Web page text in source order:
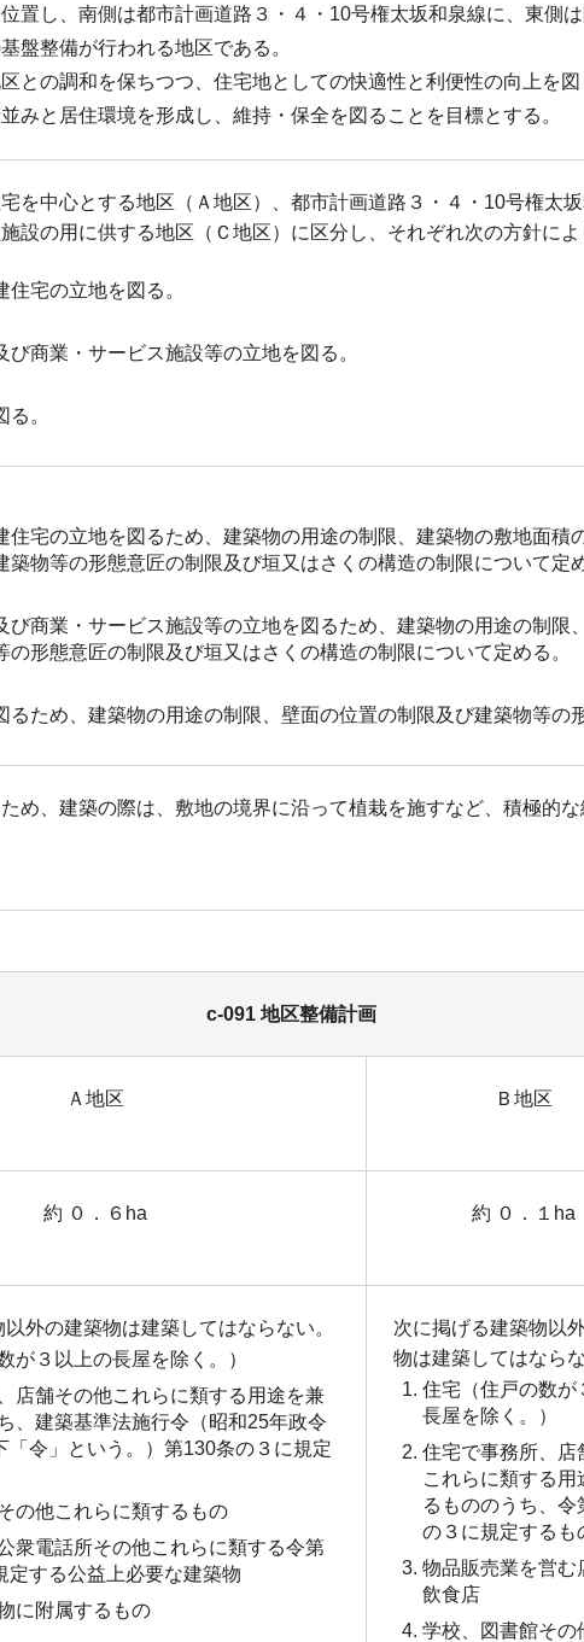
置し、南側は都市計画道路３・４・10号権太坂和泉線に、東側
盤整備が行われる地区である。
との調和を保ちつつ、住宅地としての快適性と利便性の向上を
みと居住環境を形成し、維持・保全を図ることを目標とする。
を中心とする地区（Ａ地区）、都市計画道路３・４・10号権太
設の用に供する地区（Ｃ地区）に区分し、それぞれ次の方針によ
宅の立地を図る。
び商業・サービス施設等の立地を図る。
。
住宅の立地を図るため、建築物の用途の制限、建築物の敷地面積
築物等の形態意匠の制限及び垣又はさくの構造の制限について定
び商業・サービス施設等の立地を図るため、建築物の用途の制限
の形態意匠の制限及び垣又はさくの構造の制限について定める。
るため、建築物の用途の制限、壁面の位置の制限及び建築物等の
め、建築の際は、敷地の境界に沿って植栽を施すなど、積極的な
c-091 地区整備計画
Ａ地区 Ｂ地区
約 ０．６ha 約 ０．１ha
外の建築物は建築してはならない。
が３以上の長屋を除く。）
店舗その他これらに類する用途を兼
、建築基準法施行令（昭和25年政令
「令」という。）第130条の３に規定
の他これらに類するもの
衆電話所その他これらに類する令第
定する公益上必要な建築物
に附属するもの
次に掲げる建築物以
物は建築してはならな
住宅（住戸の数が
長屋を除く。）
住宅で事務所、店
これらに類する用
るもののうち、令
の３に規定するも
物品販売業を営む
飲食店
学校、図書館その